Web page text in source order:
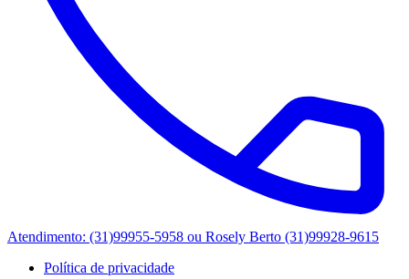
Atendimento: (31)99955-5958 ou Rosely Berto (31)99928-9615
Política de privacidade